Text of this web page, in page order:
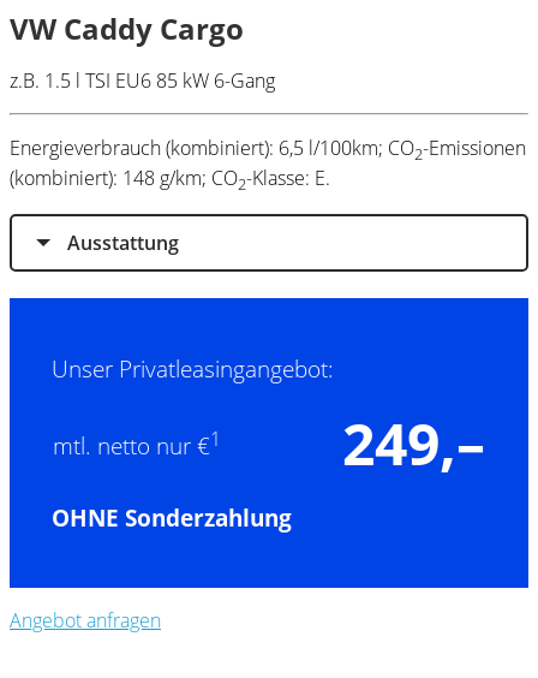
VW Caddy Cargo
z.B. 1.5 l TSI EU6 85 kW 6-Gang
Energieverbrauch (kombiniert): 6,5 l/100km; CO2-Emissionen
(kombiniert): 148 g/km; CO2-Klasse: E.
Ausstattung
Unser Privatleasingangebot:
mtl. netto nur €1 249,–
OHNE Sonderzahlung
Angebot anfragen